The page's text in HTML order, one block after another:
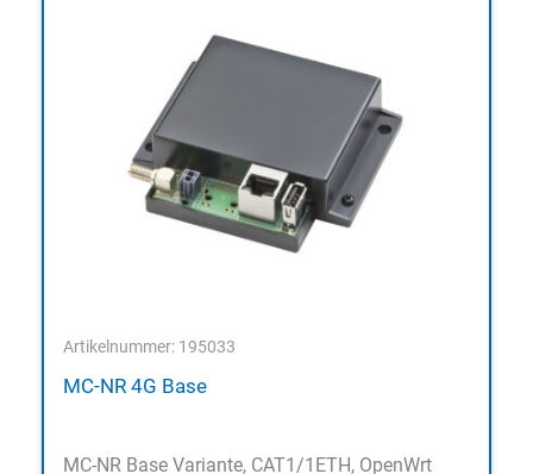
Artikelnummer: 195033
MC-NR 4G Base
MC-NR Base Variante, CAT1/1ETH, OpenWrt